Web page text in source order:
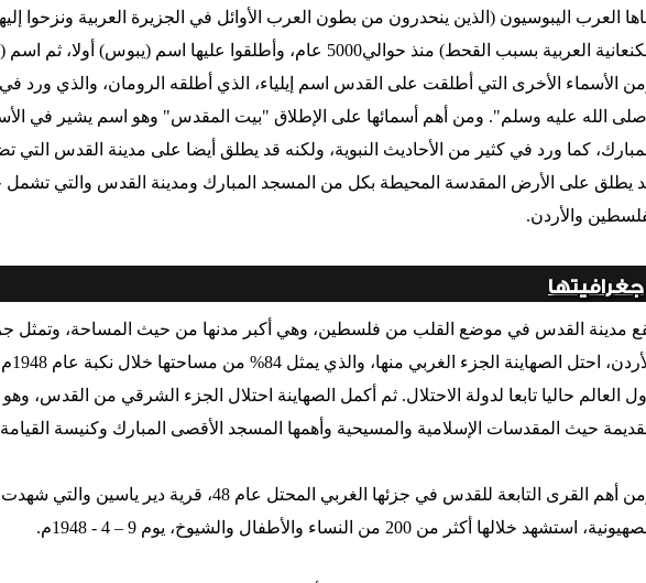
العرب اليبوسيون (الذين ينحدرون من بطون العرب الأوائل في الجزيرة العربية ونزحوا
الكنعانية العربية بسبب القحط) منذ حوالي5000 عام، وأطلقوا عليها اسم
الأسماء الأخرى التي أطلقت على القدس اسم إيلياء، الذي أطلقه الرومان، والذي
الله عليه وسلم". ومن أهم أسمائها على الإطلاق "بيت المقدس" وهو اسم يشير في
كما ورد في كثير من الأحاديث النبوية، ولكنه قد يطلق أيضا على مدينة القدس
يطلق على الأرض المقدسة المحيطة بكل من المسجد المبارك ومدينة القدس والتي تشمل
والأردن.
جغرافيتها
مدينة القدس في موضع القلب من فلسطين، وهي أكبر مدنها من حيث المساحة، وتمثل
العالم حاليا تابعا لدولة الاحتلال. ثم أكمل الصهاينة احتلال الجزء الشرقي من القدس، وهو
حيث المقدسات الإسلامية والمسيحية وأهمها المسجد الأقصى المبارك وكنيسة القيامة، يوم 7 - 6 -
ومن أهم القرى التابعة للقدس في جزئها الغربي المحتل عام
استشهد خلالها أكثر من 200 من النساء والأطفال والشيوخ، يوم 9 – 4 - 1948م.